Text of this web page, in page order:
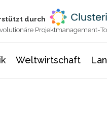
durch
Projektmanagement-
Weltwirtschaft